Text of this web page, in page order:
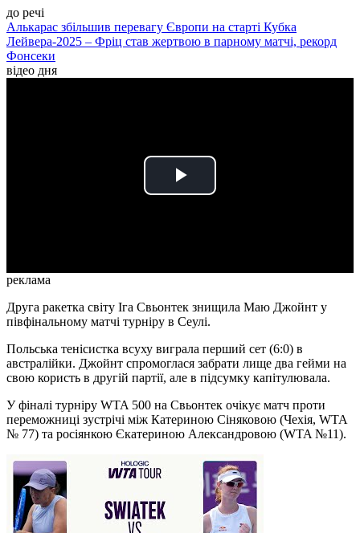
до речі
Алькарас збільшив перевагу Європи на старті Кубка
Лейвера-2025 – Фріц став жертвою в парному матчі, рекорд
Фонсеки
відео дня
Play
реклама
Друга ракетка світу Іга Свьонтек знищила Маю Джойнт у
півфінальному матчі турніру в Сеулі.
Польська тенісистка всуху виграла перший сет (6:0) в
австралійки. Джойнт спромоглася забрати лище два гейми на
свою користь в другій партії, але в підсумку капітулювала.
У фіналі турніру WTA 500 на Свьонтек очікує матч проти
переможниці зустрічі між Катериною Сіняковою (Чехія, WTA
№ 77) та росіянкою Єкатериною Александровою (WTA №11).